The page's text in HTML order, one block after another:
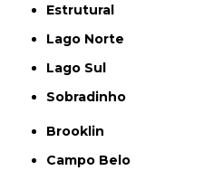
Estrutural
Lago Norte
Lago Sul
Sobradinho
Brooklin
Campo Belo